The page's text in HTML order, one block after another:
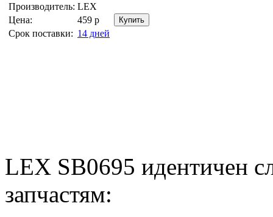
Производитель: LEX
Цена:
459 р
Срок поставки: 14 дней
LEX SB0695 идентичен
запчастям: